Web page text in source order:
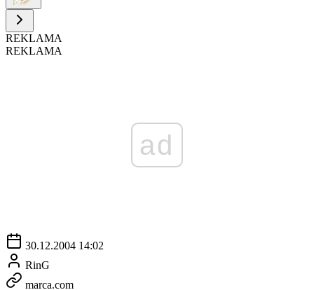
REKLAMA
REKLAMA
ad
30.12.2004 14:02
RinG
marca.com